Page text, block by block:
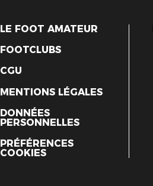
LE FOOT AMATEUR
FOOTCLUBS
CGU
MENTIONS LÉGALES
DONNÉES
PERSONNELLES
PRÉFÉRENCES
COOKIES